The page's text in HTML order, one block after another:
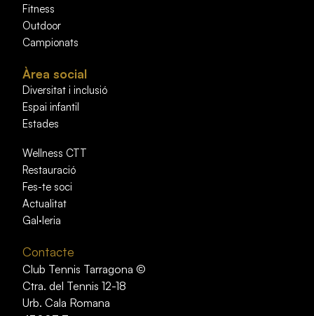
Fitness
Outdoor
Campionats
Àrea social
Diversitat i inclusió
Espai infantil
Estades
Wellness CTT
Restauració
Fes-te soci
Actualitat
Gal·leria
Contacte
Club Tennis Tarragona ©
Ctra. del Tennis 12-18
Urb. Cala Romana